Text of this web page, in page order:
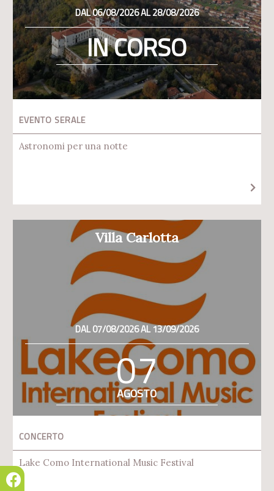
DAL 06/08/2026 AL 28/08/2026
IN CORSO
EVENTO SERALE
Astronomi per una notte
Villa Carlotta
DAL 07/08/2026 AL 13/09/2026
07
AGOSTO
CONCERTO
Lake Como International Music Festival